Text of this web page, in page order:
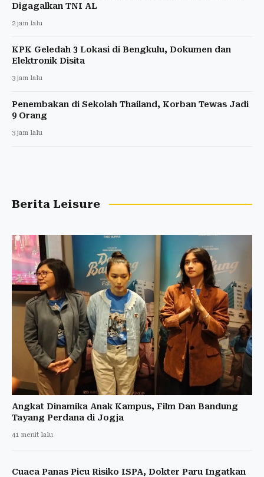
Digagalkan TNI AL
2 jam lalu
KPK Geledah 3 Lokasi di Bengkulu, Dokumen dan
Elektronik Disita
3 jam lalu
Penembakan di Sekolah Thailand, Korban Tewas Jadi
9 Orang
3 jam lalu
Berita Leisure
Angkat Dinamika Anak Kampus, Film Dan Bandung
Tayang Perdana di Jogja
41 menit lalu
Cuaca Panas Picu Risiko ISPA, Dokter Paru Ingatkan